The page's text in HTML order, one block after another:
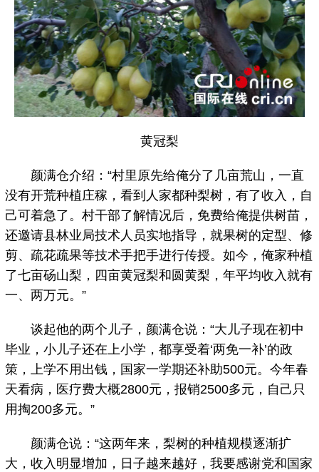
黄冠梨
颜满仓介绍：“村里原先给俺分了几亩荒山，一直
没有开荒种植庄稼，看到人家都种梨树，有了收入，自
己可着急了。村干部了解情况后，免费给俺提供树苗，
还邀请县林业局技术人员实地指导，就果树的定型、修
剪、疏花疏果等技术手把手进行传授。如今，俺家种植
了七亩砀山梨，四亩黄冠梨和圆黄梨，年平均收入就有
一、两万元。”
谈起他的两个儿子，颜满仓说：“大儿子现在初中
毕业，小儿子还在上小学，都享受着‘两免一补’的政
策，上学不用出钱，国家一学期还补助500元。今年春
天看病，医疗费大概2800元，报销2500多元，自己只
用掏200多元。”
颜满仓说：“这两年来，梨树的种植规模逐渐扩
大，收入明显增加，日子越来越好，我要感谢党和国家